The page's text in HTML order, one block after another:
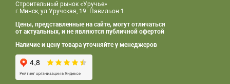
Строительный рынок «Уручье»
г.Минск, ул.Уручская, 19. Павильон 1
Цены, представленные на сайте, могут отличаться
от актуальных, и не являются публичной офертой
Наличие и цену товара уточняйте у менеджеров